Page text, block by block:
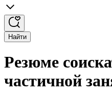
Найти
Резюме
частичной